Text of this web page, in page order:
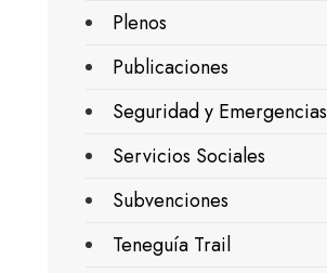
Plenos
Publicaciones
Seguridad y Emergencias
Servicios Sociales
Subvenciones
Teneguía Trail